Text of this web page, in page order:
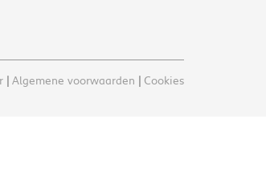
Algemene voorwaarden Cookies